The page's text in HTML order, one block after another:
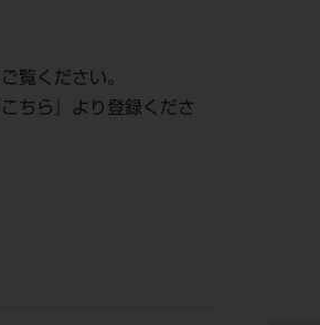
ご覧ください。
こちら
』より登録くださ